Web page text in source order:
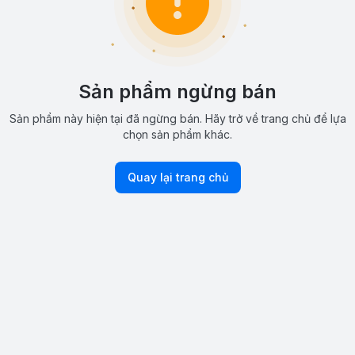
Sản phẩm ngừng bán
Sản phẩm này hiện tại đã ngừng bán. Hãy trở về trang chủ để lựa
chọn sản phẩm khác.
Quay lại trang chủ